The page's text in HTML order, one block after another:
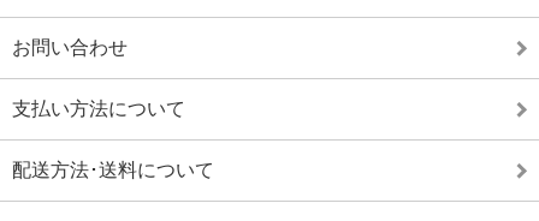
お問い合わせ
支払い方法について
配送方法･送料について